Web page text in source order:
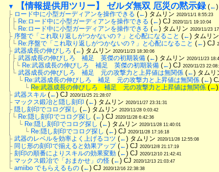
▼ 【情報提供用ツリー】 ゼルダ無双 厄災の黙示録 (←
├ ロード中に小型ガーディアンを操作できる (←) タムリン 2020/11/1 8:55:23
│├ Re:ロード中に小型ガーディアンを操作できる (←) CJ 2020/11/1 19:10:04
│└ Re:ロード中に小型ガーディアンを操作できる (←) タムリン 2020/11/23
├ 序盤で「これ取り返しがつかないの？」と心配になること (←) タムリ
│└ Re:序盤で「これ取り返しがつかないの？」と心配になること (←) CJ
├ 武器成長の伸びしろ (←) タムリン 2020/11/23 18:30:06
│├ 武器成長の伸びしろ　補足　英傑の初期装備 (←) タムリン 2020/11/23
││└ Re:武器成長の伸びしろ　補足　英傑の初期装備 (←) CJ 2020/11/23
│└ 武器成長の伸びしろ　補足　元の攻撃力と上昇値は無関係 (←) タム
│　└ Re:武器成長の伸びしろ　補足　元の攻撃力と上昇値は無関係 (←)
│　　└ Re:武器成長の伸びしろ　補足　元の攻撃力と上昇値は無関係 (←
├ 武器スキル (←) CJ 2020/11/25 21:28:07
├ マックス鍛冶と隠し刻印 (←) タムリン 2020/11/27 23:31:31
├ 隠し刻印でコログ探し (←) タムリン 2020/11/28 0:03:42
│└ Re:隠し刻印でコログ探し (←) CJ 2020/11/28 6:42:36
│　└ Re:隠し刻印でコログ探し (←) タムリン 2020/11/28 11:40:01
│　　└ Re:隠し刻印でコログ探し (←) CJ 2020/11/28 17:16:18
├ 武器のレベルを効率よく上げるコツ (←) タムリン 2020/11/28 12:55:08
├ 同じ形の刻印で揃えると効果アップ (←) CJ 2020/12/8 21:17:19
├ 刻印の順番によりスキルの効果変動 (←) CJ 2020/12/10 21:42:41
├ マックス鍛冶で「おまかせ」の怪 (←) CJ 2020/12/13 21:03:47
└ amiibo でもらえるもの (←) CJ 2020/12/16 22:38:38